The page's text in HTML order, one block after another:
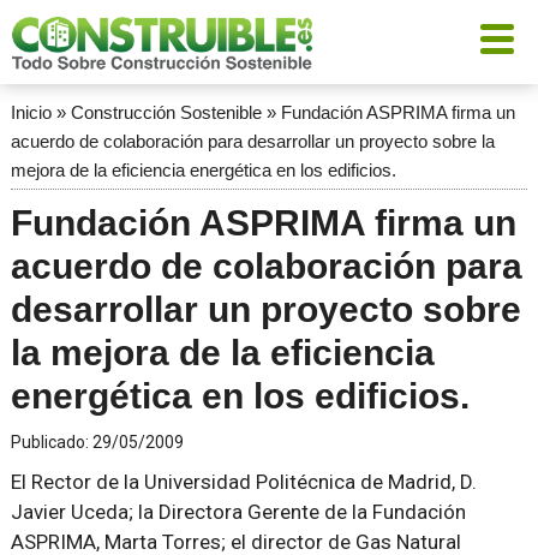
Inicio» Construcción Sostenible» Fundación ASPRIMA firma un
acuerdo de colaboración para desarrollar un proyecto sobre la
mejora de la eficiencia energética en los edificios.
Fundación ASPRIMA firma un
acuerdo de colaboración para
desarrollar un proyecto sobre
la mejora de la eficiencia
energética en los edificios.
Publicado: 29/05/2009
El Rector de la Universidad Politécnica de Madrid, D.
Javier Uceda; la Directora Gerente de la Fundación
ASPRIMA, Marta Torres; el director de Gas Natural